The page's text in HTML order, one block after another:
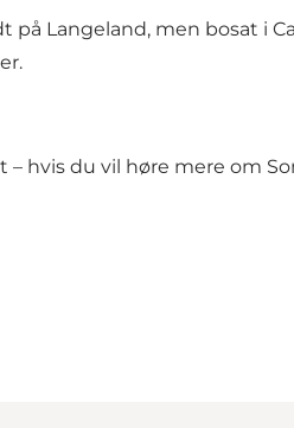
på Langeland, men bosat i
– hvis du vil høre mere om